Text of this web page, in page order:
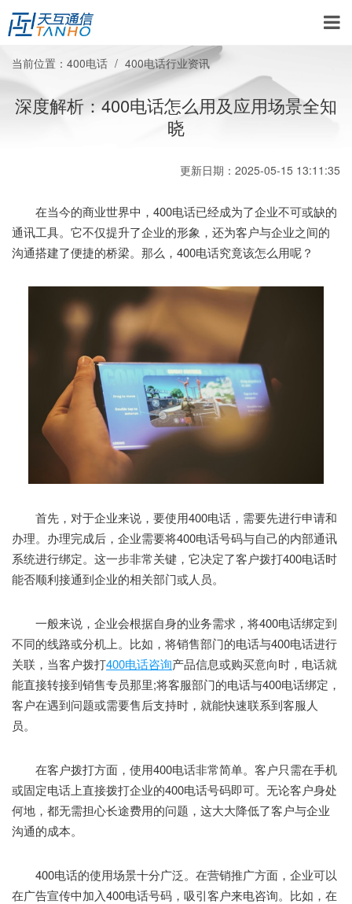
当前位置： 400电话 400电话行业资讯
深度解析：400电话怎么用及应用场景全知
晓
更新日期：2025-05-15 13:11:35
在当今的商业世界中，400电话已经成为了企业不可或缺的
通讯工具。它不仅提升了企业的形象，还为客户与企业之间的
沟通搭建了便捷的桥梁。那么，400电话究竟该怎么用呢？
首先，对于企业来说，要使用400电话，需要先进行申请和
办理。办理完成后，企业需要将400电话号码与自己的内部通讯
系统进行绑定。这一步非常关键，它决定了客户拨打400电话时
能否顺利接通到企业的相关部门或人员。
一般来说，企业会根据自身的业务需求，将400电话绑定到
不同的线路或分机上。比如，将销售部门的电话与400电话进行
关联，当客户拨打400电话咨询产品信息或购买意向时，电话就
能直接转接到销售专员那里;将客服部门的电话与400电话绑定，
客户在遇到问题或需要售后支持时，就能快速联系到客服人
员。
在客户拨打方面，使用400电话非常简单。客户只需在手机
或固定电话上直接拨打企业的400电话号码即可。无论客户身处
何地，都无需担心长途费用的问题，这大大降低了客户与企业
沟通的成本。
400电话的使用场景十分广泛。在营销推广方面，企业可以
在广告宣传中加入400电话号码，吸引客户来电咨询。比如，在